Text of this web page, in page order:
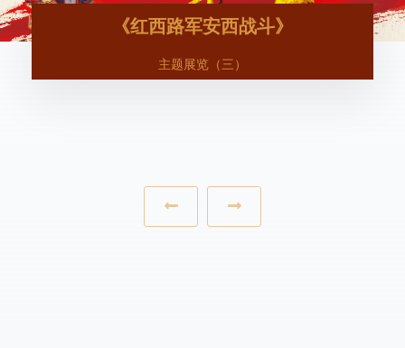
《红西路军安西战斗》
主题展览（三）
‹ ›